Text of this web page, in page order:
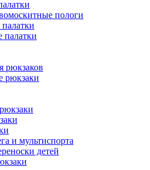
пологи
палатки
рюкзаков
рюкзаки
и мультиспорта
детей